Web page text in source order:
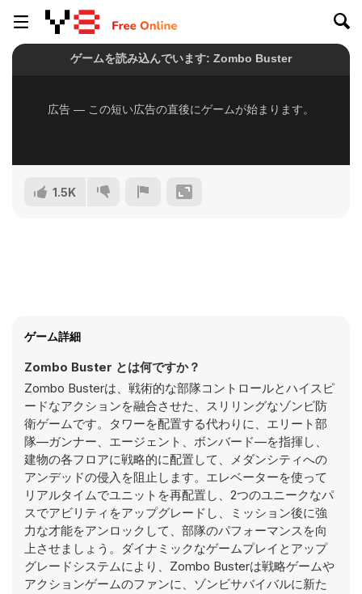
1.5K
ゲーム詳細
Zombo Buster とは何ですか？
Zombo Busterは、戦術的な部隊コントロールとハイスピ
ードなアクションを融合させた、スリリングなゾンビ防
衛ゲームです。タワーを配置する代わりに、エリート部
隊—ガンナー、エージェント、ボンバード—を指揮し、
建物の各フロアに戦略的に配置して、メダンシティへの
アンデッドの侵入を阻止します。エレベーターを使って
リアルタイムでユニットを再配置し、2つのユニークなパ
スでアビリティをアップグレードし、ミッション後に強
力な才能をアンロックして、部隊のパフォーマンスを向
上させましょう。ダイナミックなゲームプレイとアップ
グレードシステムにより、Zombo Busterは戦略ゲームや
アクションゲームのファンに、ゾンビサバイバルに新た